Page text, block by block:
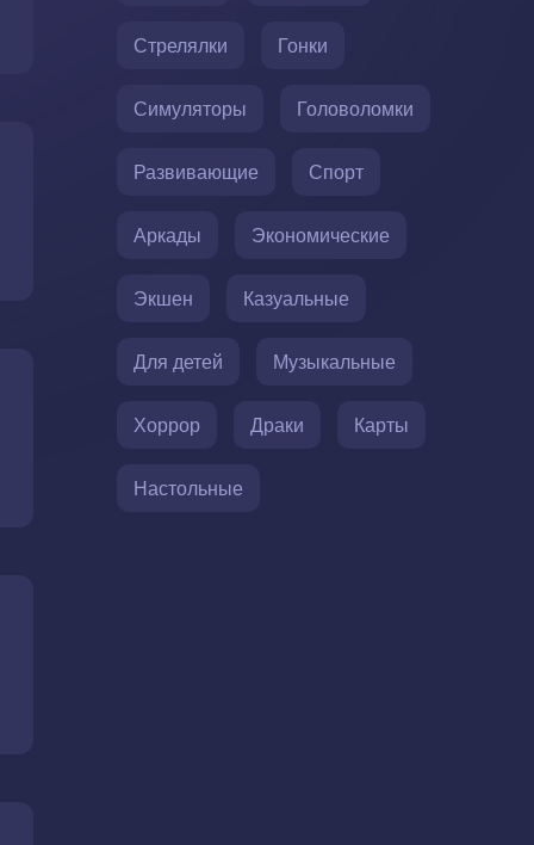
Стрелялки Гонки
Симуляторы Головоломки
Развивающие Спорт
Аркады Экономические
Экшен Казуальные
Для детей Музыкальные
Хоррор Драки Карты
Настольные